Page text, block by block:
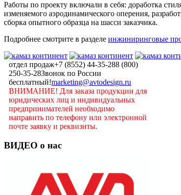
Работы по проекту включали в себя: доработка
изменяемого аэродинамического оперения,
сборка опытного образца на шасси заказчика.
Подробнее смотрите в разделе инжиниринговые
отдел продаж+7 (8552) 44-35-288 (800)
250-35-28Звонок по России
бесплатный!marketing@avtodesign.ru
ВНИМАНИЕ! Для заказа продукции для
юридических лиц и индивидуальных
предпринимателей необходимо
направить по телефону или электронной
почте заявку и реквизиты.
ВИДЕО о нас